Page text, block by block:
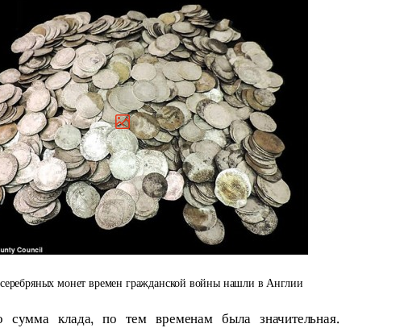
монет времен гражданской войны нашли в Англии
сумма клада, по тем временам была значительная.